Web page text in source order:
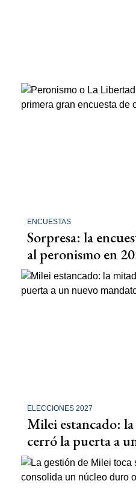
ENCUESTAS
Sorpresa: la
al peronismo en
ELECCIONES 2027
Milei estancado:
cerró la puerta a